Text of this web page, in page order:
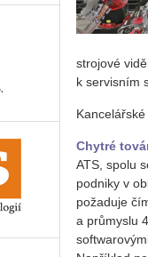
strojové
k servisním
Chytré
ATS, spolu
podniky v
požaduje
a průmyslu